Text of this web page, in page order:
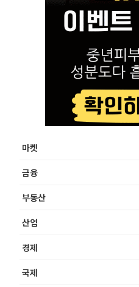
마켓
금융
부동산
산업
경제
국제